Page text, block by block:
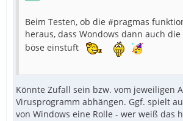
Beim Testen, ob die #pragmas
heraus, dass Wondows dann auch die
böse einstuft
Könnte Zufall sein bzw. vom jeweiligen
Virusprogramm abhängen. Ggf. spielt
von Windows eine Rolle - wer weiß das